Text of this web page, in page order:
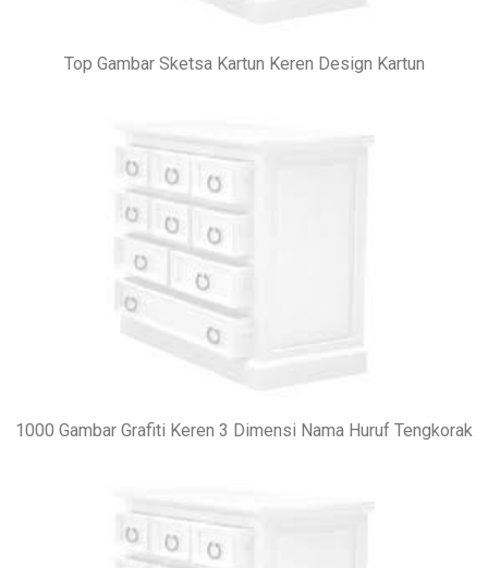
Top Gambar Sketsa Kartun Keren Design Kartun
1000 Gambar Grafiti Keren 3 Dimensi Nama Huruf Tengkorak